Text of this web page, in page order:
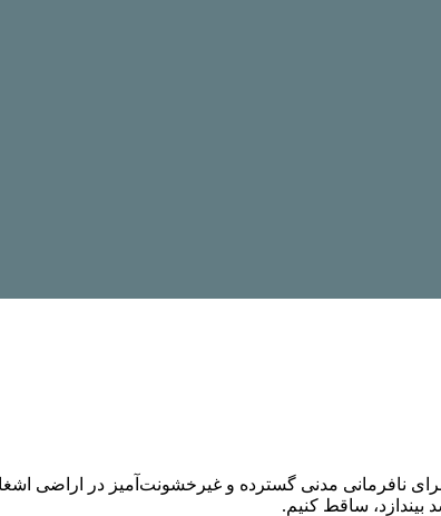
نافرمانی مدنی گسترده و غیرخشونت‌آمیز در اراضی
بیندازد، ساقط کنیم.